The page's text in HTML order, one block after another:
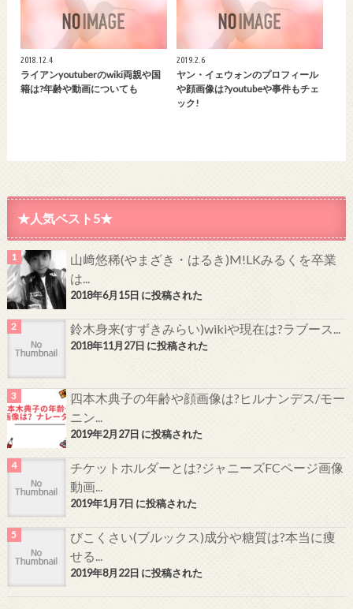
2018.12.4
ライアンyoutuberのwiki両親や国
籍は?年齢や動画についても
2019.2.6
ヤン・イェウォンのプロフィール
や顔画像は?youtubeや事件もチェ
ック!
★人気ベスト5★
山﨑悠稀(やまざき・はるき)M!LKみるくを卒業
は...
2018年6月15日 に投稿された
鈴木身来(すずきみらい)wikiや現在は?ラブース...
2018年11月27日 に投稿された
四本木典子の年齢や顔画像は?ヒルナンデス/モー
ニン...
2019年2月27日 に投稿された
チケットホルダーとは?ジャニーズFCページ画像
動画...
2019年1月7日 に投稿された
びこくさい(ブルックス)成分や糖質は?本当に痩
せる...
2019年8月22日 に投稿された